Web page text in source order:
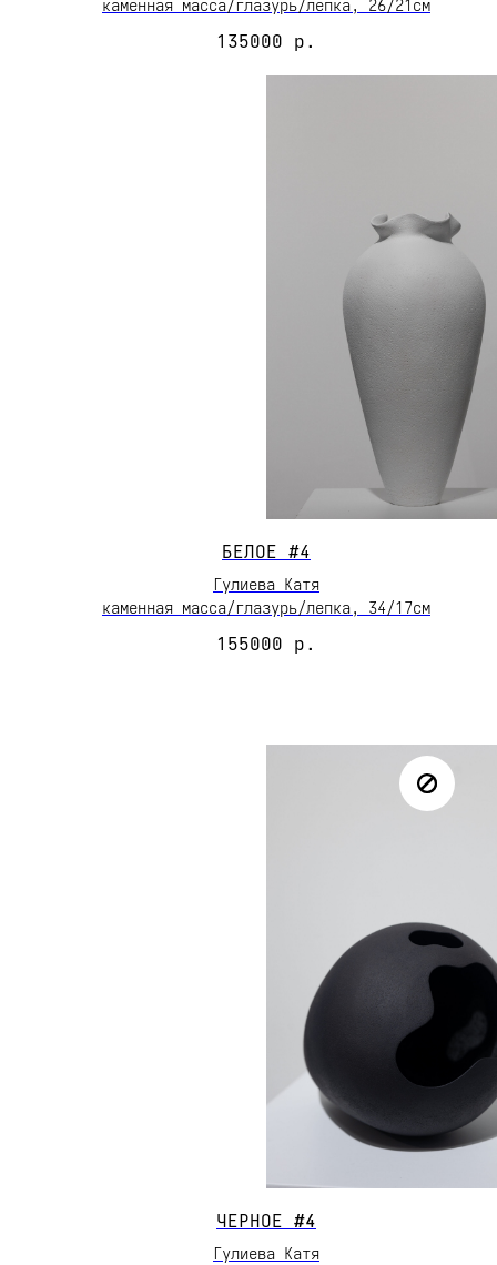
каменная масса/глазурь/лепка, 26/21см
135000 р.
БЕЛОЕ #4
Гулиева Катя
каменная масса/глазурь/лепка, 34/17см
155000 р.
ЧЕРНОЕ #4
Гулиева Катя